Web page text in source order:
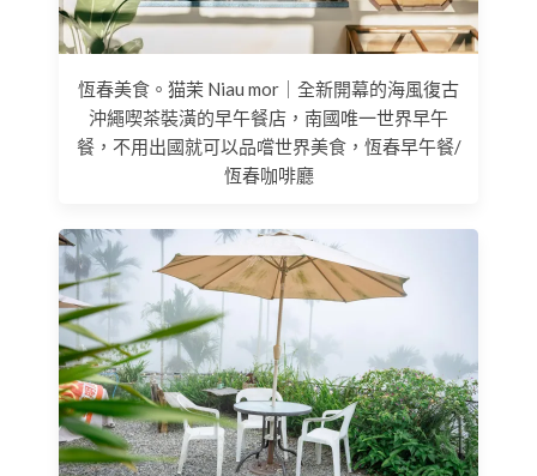
恆春美食。猫茉 Niau mor｜全新開幕的海風復古
沖繩喫茶裝潢的早午餐店，南國唯一世界早午
餐，不用出國就可以品嚐世界美食，恆春早午餐/
恆春咖啡廳